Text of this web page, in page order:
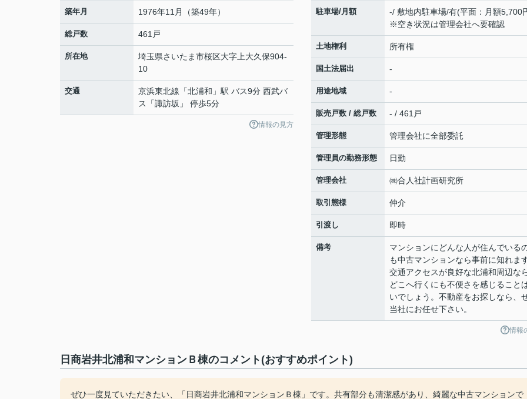
築年月 1976年11月（築49年）
総戸数 461戸
所在地 埼玉県さいたま市桜区大字上大久保904-
10
交通 京浜東北線 「北浦和 」駅 バス9分 西武バ
ス「諏訪坂」 停歩5分
情報の見方
駐車場/月額
-/ 敷地内駐車場/有(平面：月額5,700
※空き状況は管理会社へ要確認
土地権利 所有権
国土法届出 -
用途地域 -
販売戸数 / 総戸数 - / 461戸
管理形態 管理会社に全部委託
管理員の勤務形態 日勤
管理会社 ㈱合人社計画研究所
取引態様 仲介
引渡し 即時
備考
マンションにどんな人が住んでいる
も中古マンションなら事前に知れま
交通アクセスが良好な北浦和周辺な
どこへ行くにも不便さを感じること
いでしょう。不動産をお探しなら、
当社にお任せ下さい。
情報
日商岩井北浦和マンションＢ棟のコメント(おすすめポイント)
ぜひ一度見ていただきたい、「日商岩井北浦和マンションＢ棟」です。共有部分も清潔感があり、綺麗な中古マンションで